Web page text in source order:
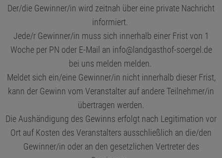
Der/die Gewinner/in wird zeitnah über eine private Nachricht
informiert.
Jede/r Gewinner/in muss sich innerhalb einer Frist von 1
Woche per PN oder E-Mail an info@landgasthof-soergel.de
bei uns melden melden.
Meldet sich ein/eine Gewinner/in nicht innerhalb dieser Frist,
kann der Gewinn vom Veranstalter auf andere Teilnehmer/in
übertragen werden.
Die Aushändigung des Gewinns erfolgt nach Legitimation vor
Ort auf Kosten des Veranstalters ausschließlich an die/den
Gewinner/in oder an den gesetzlichen Vertreter des